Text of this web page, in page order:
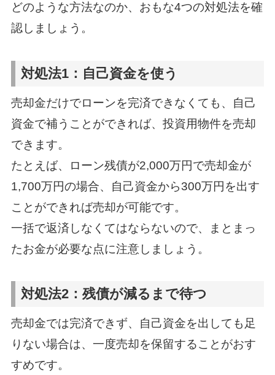
どのような方法なのか、おもな4つの対処法を確
認しましょう。
対処法1：自己資金を使う
売却金だけでローンを完済できなくても、自己
資金で補うことができれば、投資用物件を売却
できます。
たとえば、ローン残債が2,000万円で売却金が
1,700万円の場合、自己資金から300万円を出す
ことができれば売却が可能です。
一括で返済しなくてはならないので、まとまっ
たお金が必要な点に注意しましょう。
対処法2：残債が減るまで待つ
売却金では完済できず、自己資金を出しても足
りない場合は、一度売却を保留することがおす
すめです。